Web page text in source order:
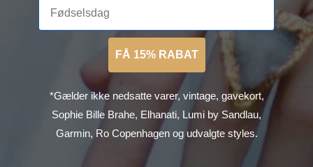
FÅ 15% RABAT
*Gælder ikke nedsatte varer, vintage, gavekort,
Sophie Bille Brahe, Elhanati, Lumi by Sandlau,
Garmin, Ro Copenhagen og udvalgte styles.